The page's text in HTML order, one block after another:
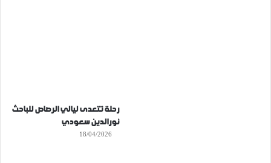
رحلة تتعدى ليالي الرصاص للباحث
نورالدين سعودي
18/04/2026